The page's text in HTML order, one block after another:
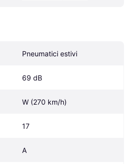
Pneumatici estivi
69 dB
W (270 km/h)
17
A